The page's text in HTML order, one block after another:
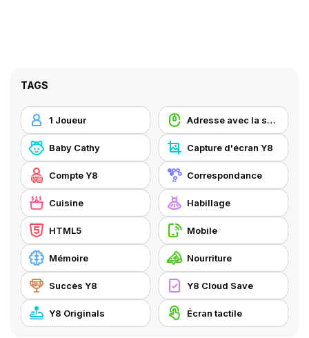
TAGS
1 Joueur Adresse avec la souris
Baby Cathy Capture d'écran Y8
Compte Y8 Correspondance
Cuisine Habillage
HTML5 Mobile
Mémoire Nourriture
Succès Y8 Y8 Cloud Save
Y8 Originals Écran tactile